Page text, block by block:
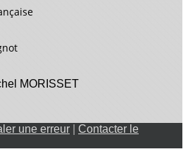
MORISSET
une erreur
Contacter le